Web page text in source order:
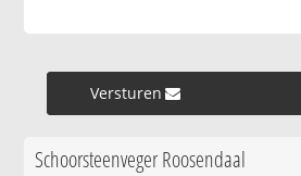
Versturen »
Schoorsteenveger Roosendaal